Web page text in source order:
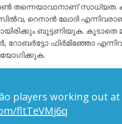
തന്നെയാവാനാണ്
റെനാൻ ലോദി
ബൂട്ടണിയുക. കൂടാതെ
റോബർട്ടോ ഫിർമിഞ്ഞോ
players working out
fltTeVMj6q